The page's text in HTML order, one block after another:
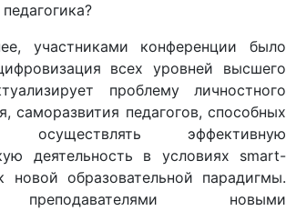
участниками конференции было
всех уровней высшего
проблему личностного
саморазвития педагогов, способных
эффективную
деятельность в условиях smart-
новой образовательной парадигмы.
новыми